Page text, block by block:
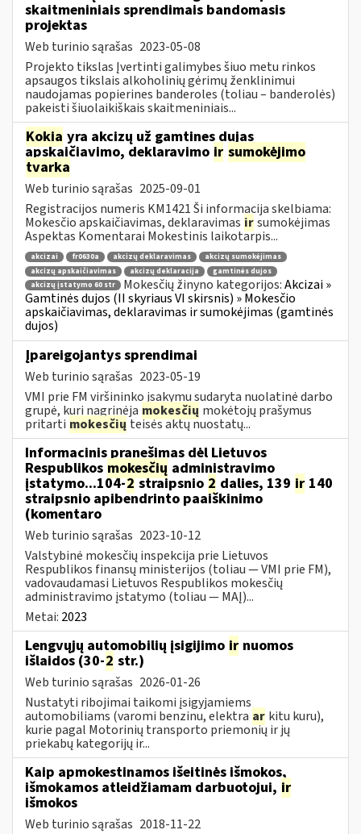
skaitmeniniais sprendimais bandomasis
projektas
Web turinio sąrašas 2023-05-08
Projekto tikslas Įvertinti galimybes šiuo metu rinkos
apsaugos tikslais alkoholinių gėrimų ženklinimui
naudojamas popierines banderoles (toliau – banderolės)
pakeisti šiuolaikiškais skaitmeniniais...
Kokia yra akcizų už gamtines dujas
apskaičiavimo, deklaravimo ir sumokėjimo
tvarka
Web turinio sąrašas 2025-09-01
Registracijos numeris KM1421 Ši informacija skelbiama:
Mokesčio apskaičiavimas, deklaravimas irsumokėjimas
Aspektas Komentarai Mokestinis laikotarpis...
akcizai fr0630a akcizų deklaravimas
akcizų sumokėjimas
akcizų apskaičiavimas
akcizų deklaracija
gamtinės dujos
akcizų įstatymo 60 str
Mokesčių žinyno kategorijos:Akcizai »
Gamtinės dujos (II skyriaus VI skirsnis) » Mokesčio
apskaičiavimas, deklaravimas ir sumokėjimas (gamtinės
dujos)
Įpareigojantys sprendimai
Web turinio sąrašas 2023-05-19
VMI prie FM viršininko įsakymu sudaryta nuolatinė darbo
grupė, kuri nagrinėja mokesčių mokėtojų prašymus
pritarti mokesčių teisės aktų nuostatų...
Informacinis pranešimas dėl Lietuvos
Respublikos mokesčių administravimo
įstatymo...104-2straipsnio 2 dalies, 139 ir 140
straipsnio apibendrinto paaiškinimo
(komentaro
Web turinio sąrašas 2023-10-12
Valstybinė mokesčių inspekcija prie Lietuvos
Respublikos finansų ministerijos (toliau — VMI prie FM),
vadovaudamasi Lietuvos Respublikos mokesčių
administravimo įstatymo (toliau — MAĮ)...
Metai: 2023
Lengvųjų automobilių įsigijimo ir nuomos
išlaidos (30-2 str.)
Web turinio sąrašas 2026-01-26
Nustatyti ribojimai taikomi įsigyjamiems
automobiliams (varomi benzinu, elektra ar kitu kuru),
kurie pagal Motorinių transporto priemonių ir jų
priekabų kategorijų ir...
Kaip apmokestinamos išeitinės išmokos,
išmokamos atleidžiamam darbuotojui, ir
išmokos
Web turinio sąrašas 2018-11-22